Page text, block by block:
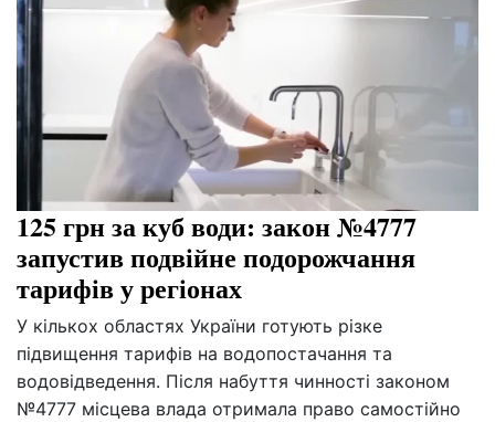
125 грн за куб води: закон №4777
запустив подвійне подорожчання
тарифів у регіонах
У кількох областях України готують різке
підвищення тарифів на водопостачання та
водовідведення. Після набуття чинності законом
№4777 місцева влада отримала право самостійно